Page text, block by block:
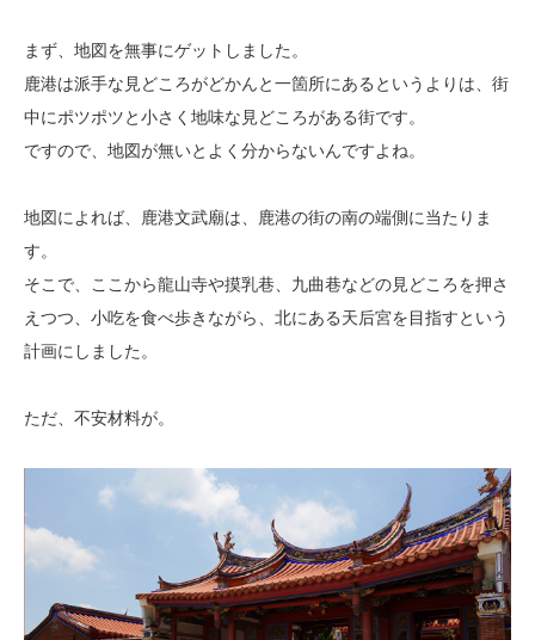
まず、地図を無事にゲットしました。
鹿港は派手な見どころがどかんと一箇所にあるというよりは、街
中にポツポツと小さく地味な見どころがある街です。
ですので、地図が無いとよく分からないんですよね。
地図によれば、鹿港文武廟は、鹿港の街の南の端側に当たりま
す。
そこで、ここから龍山寺や摸乳巷、九曲巷などの見どころを押さ
えつつ、小吃を食べ歩きながら、北にある天后宮を目指すという
計画にしました。
ただ、不安材料が。